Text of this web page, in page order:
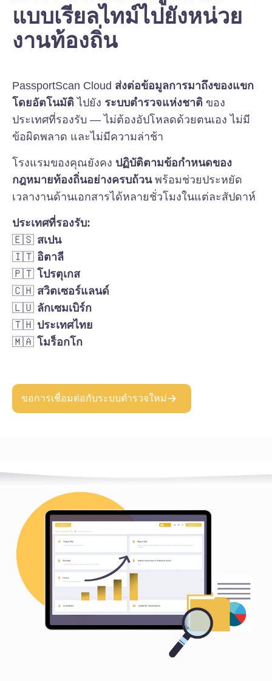
แบบเรียลไทม์ไปยังหน่วย
งานท้องถิ่น
PassportScan Cloud ส่งต่อข้อมูลการมาถึงของแขก
โดยอัตโนมัติ ไปยัง ระบบตำรวจแห่งชาติ ของ
ประเทศที่รองรับ — ไม่ต้องอัปโหลดด้วยตนเอง ไม่มี
ข้อผิดพลาด และไม่มีความล่าช้า
โรงแรมของคุณยังคง ปฏิบัติตามข้อกำหนดของ
กฎหมายท้องถิ่นอย่างครบถ้วนพร้อมช่วยประหยัด
เวลางานด้านเอกสารได้หลายชั่วโมงในแต่ละสัปดาห์
ประเทศที่รองรับ:
🇪🇸 สเปน
🇮🇹 อิตาลี
🇵🇹 โปรตุเกส
🇨🇭 สวิตเซอร์แลนด์
🇱🇺 ลักเซมเบิร์ก
🇹🇭 ประเทศไทย
🇲🇦 โมร็อกโก
ขอการเชื่อมต่อกับระบบตำรวจใหม่